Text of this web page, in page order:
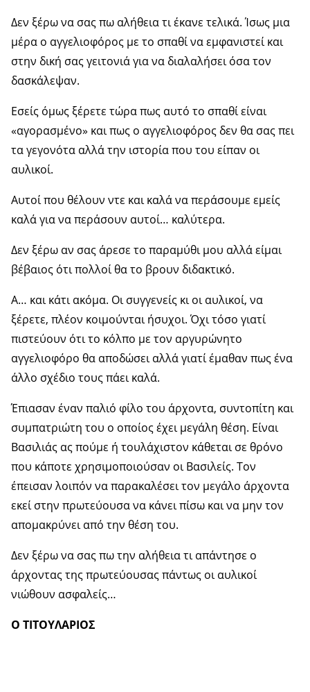
Δεν ξέρω να σας πω αλήθεια τι έκανε τελικά. Ίσως μια
μέρα ο αγγελιοφόρος με το σπαθί να εμφανιστεί και
στην δική σας γειτονιά για να διαλαλήσει όσα τον
δασκάλεψαν.
Εσείς όμως ξέρετε τώρα πως αυτό το σπαθί είναι
«αγορασμένο» και πως ο αγγελιοφόρος δεν θα σας πει
τα γεγονότα αλλά την ιστορία που του είπαν οι
αυλικοί.
Αυτοί που θέλουν ντε και καλά να περάσουμε εμείς
καλά για να περάσουν αυτοί… καλύτερα.
Δεν ξέρω αν σας άρεσε το παραμύθι μου αλλά είμαι
βέβαιος ότι πολλοί θα το βρουν διδακτικό.
Α… και κάτι ακόμα. Οι συγγενείς κι οι αυλικοί, να
ξέρετε, πλέον κοιμούνται ήσυχοι. Όχι τόσο γιατί
πιστεύουν ότι το κόλπο με τον αργυρώνητο
αγγελιοφόρο θα αποδώσει αλλά γιατί έμαθαν πως ένα
άλλο σχέδιο τους πάει καλά.
Έπιασαν έναν παλιό φίλο του άρχοντα, συντοπίτη και
συμπατριώτη του ο οποίος έχει μεγάλη θέση. Είναι
Βασιλιάς ας πούμε ή τουλάχιστον κάθεται σε θρόνο
που κάποτε χρησιμοποιούσαν οι Βασιλείς. Τον
έπεισαν λοιπόν να παρακαλέσει τον μεγάλο άρχοντα
εκεί στην πρωτεύουσα να κάνει πίσω και να μην τον
απομακρύνει από την θέση του.
Δεν ξέρω να σας πω την αλήθεια τι απάντησε ο
άρχοντας της πρωτεύουσας πάντως οι αυλικοί
νιώθουν ασφαλείς…
Ο ΤΙΤΟΥΛΑΡΙΟΣ